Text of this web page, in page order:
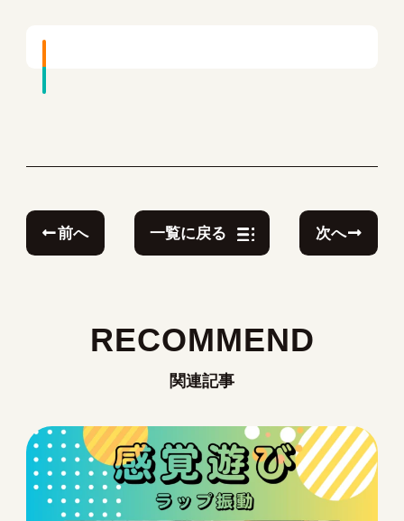
前へ 一覧に戻る 次へ
RECOMMEND
関連記事